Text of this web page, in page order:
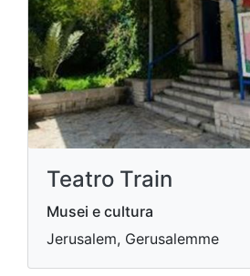
Teatro Train
Musei e cultura
Jerusalem, Gerusalemme